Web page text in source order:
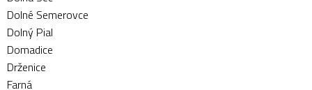
Dolné Semerovce
Dolný Pial
Domadice
Drženice
Farná